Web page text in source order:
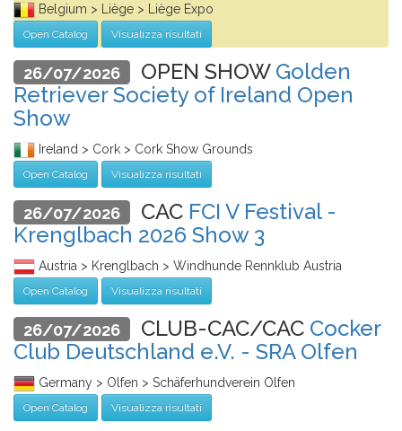
Belgium > Liège > Liège Expo
Open Catalog Visualizza risultati
26/07/2026 OPEN SHOW Golden
Retriever Society of Ireland Open
Show
Ireland > Cork > Cork Show Grounds
Open Catalog Visualizza risultati
26/07/2026 CAC FCI V Festival -
Krenglbach 2026 Show 3
Austria > Krenglbach > Windhunde Rennklub Austria
Open Catalog Visualizza risultati
26/07/2026 CLUB-CAC/CAC Cocker
Club Deutschland e.V. - SRA Olfen
Germany > Olfen > Schäferhundverein Olfen
Open Catalog Visualizza risultati